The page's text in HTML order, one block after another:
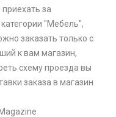
за
"Мебель",
заказать только с
к вам магазин,
схему проезда вы
заказа в магазин